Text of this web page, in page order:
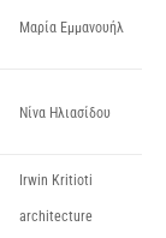
Μαρία Εμμανουήλ
Νίνα Ηλιασίδου
Irwin Kritioti
architecture